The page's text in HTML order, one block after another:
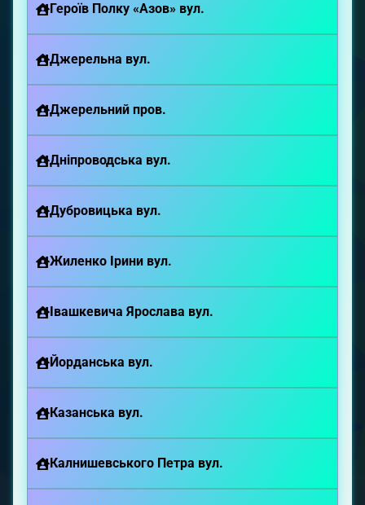
Героїв Полку «Азов» вул.
Джерельна вул.
Джерельний пров.
Дніпроводська вул.
Дубровицька вул.
Жиленко Ірини вул.
Івашкевича Ярослава вул.
Йорданська вул.
Казанська вул.
Калнишевського Петра вул.